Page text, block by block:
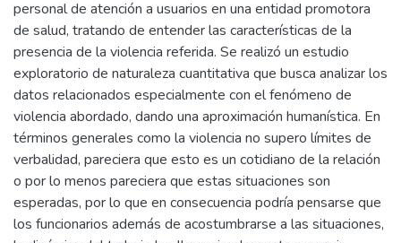
personal de atención a usuarios en una entidad promotora
de salud, tratando de entender las características de la
presencia de la violencia referida. Se realizó un estudio
exploratorio de naturaleza cuantitativa que busca analizar los
datos relacionados especialmente con el fenómeno de
violencia abordado, dando una aproximación humanística. En
términos generales como la violencia no supero límites de
verbalidad, pareciera que esto es un cotidiano de la relación
o por lo menos pareciera que estas situaciones son
esperadas, por lo que en consecuencia podría pensarse que
los funcionarios además de acostumbrarse a las situaciones,